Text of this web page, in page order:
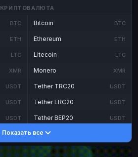
КРИПТОВАЛЮТА
BTC
ETH
LTC
XMR
USDT
USDT
USDT
DASH
TON
Bitcoin BTC
Ethereum ETH
Litecoin LTC
Monero XMR
Tether TRC20 USDT
Tether ERC20 USDT
Tether BEP20 USDT
DASH
Toncoin TON
Показать все